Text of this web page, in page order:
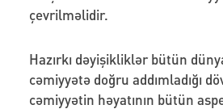
çevrilməlidir.
Hazırkı dəyişikliklər bütün
cəmiyyətə doğru addımladığı
cəmiyyətin həyatının bütün